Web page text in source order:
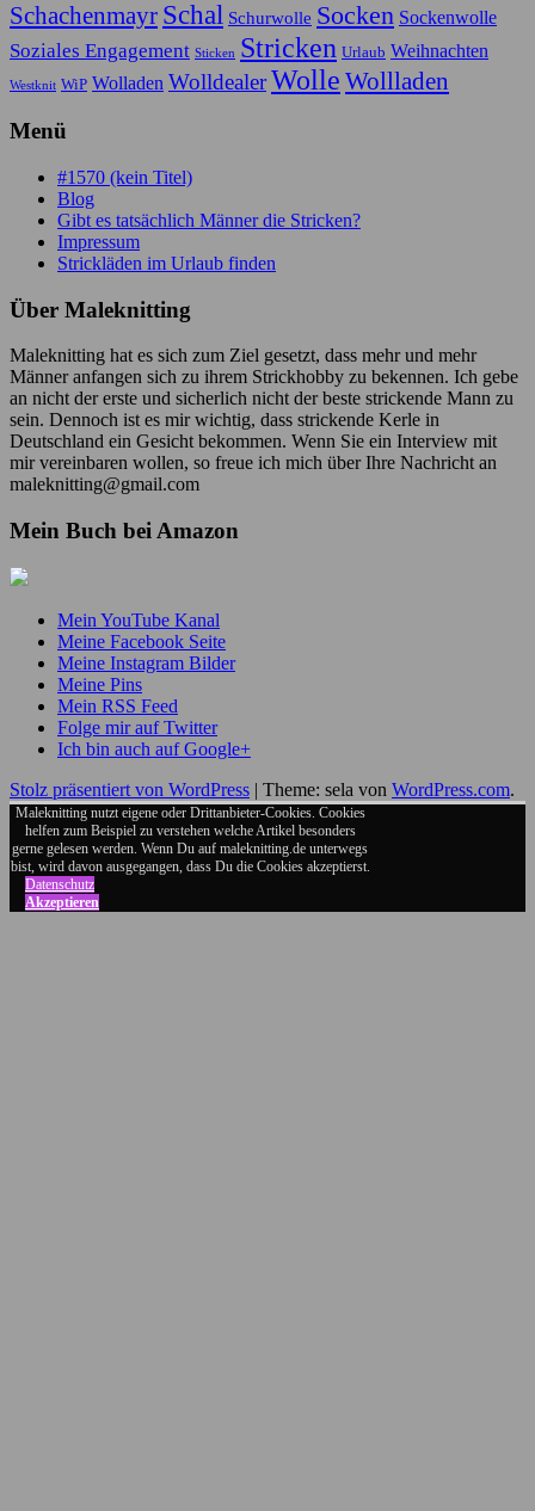
Schachenmayr Schal Schurwolle Socken Sockenwolle
Soziales Engagement Sticken Stricken Urlaub Weihnachten
Westknit WiP Wolladen WolldealerWolle Wollladen
Menü
#1570 (kein Titel)
Blog
Gibt es tatsächlich Männer die Stricken?
Impressum
Strickläden im Urlaub finden
Über Maleknitting
Maleknitting hat es sich zum Ziel gesetzt, dass mehr und mehr
Männer anfangen sich zu ihrem Strickhobby zu bekennen. Ich gebe
an nicht der erste und sicherlich nicht der beste strickende Mann zu
sein. Dennoch ist es mir wichtig, dass strickende Kerle in
Deutschland ein Gesicht bekommen. Wenn Sie ein Interview mit
mir vereinbaren wollen, so freue ich mich über Ihre Nachricht an
maleknitting@gmail.com
Mein Buch bei Amazon
Mein YouTube Kanal
Meine Facebook Seite
Meine Instagram Bilder
Meine Pins
Mein RSS Feed
Folge mir auf Twitter
Ich bin auch auf Google+
Stolz präsentiert von WordPress | Theme: sela von WordPress.com.
Maleknitting nutzt eigene oder Drittanbieter-Cookies. Cookies
helfen zum Beispiel zu verstehen welche Artikel besonders
gerne gelesen werden. Wenn Du auf maleknitting.de unterwegs
bist, wird davon ausgegangen, dass Du die Cookies akzeptierst.
Datenschutz
Akzeptieren